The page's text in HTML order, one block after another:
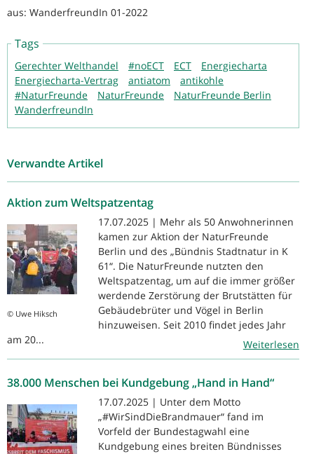
aus: WanderfreundIn 01-2022
Tags
Gerechter Welthandel #noECT ECT
Energiecharta
Energiecharta-Vertrag
antiatom
antikohle
#NaturFreunde
NaturFreunde
NaturFreunde Berlin
WanderfreundIn
Verwandte Artikel
Aktion zum Weltspatzentag
© Uwe Hiksch
17.07.2025 | Mehr als 50 Anwohnerinnen
kamen zur Aktion der NaturFreunde
Berlin und des „Bündnis Stadtnatur in K
61“. Die NaturFreunde nutzten den
Weltspatzentag, um auf die immer größer
werdende Zerstörung der Brutstätten für
Gebäudebrüter und Vögel in Berlin
hinzuweisen. Seit 2010 findet jedes Jahr
am 20...
Weiterlesen
38.000 Menschen bei Kundgebung „Hand in Hand“
17.07.2025 | Unter dem Motto
„#WirSindDieBrandmauer“ fand im
Vorfeld der Bundestagwahl eine
Kundgebung eines breiten Bündnisses